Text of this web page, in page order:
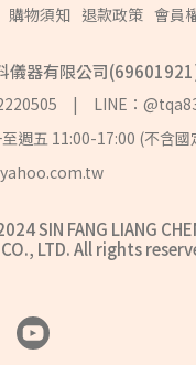
購物須知 退款政策 會員
儀器有限公司
| LINE：
週五 11:00-17:00 (不含國
SIN FANG LIANG
LTD. All rights